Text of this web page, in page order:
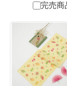
完売商